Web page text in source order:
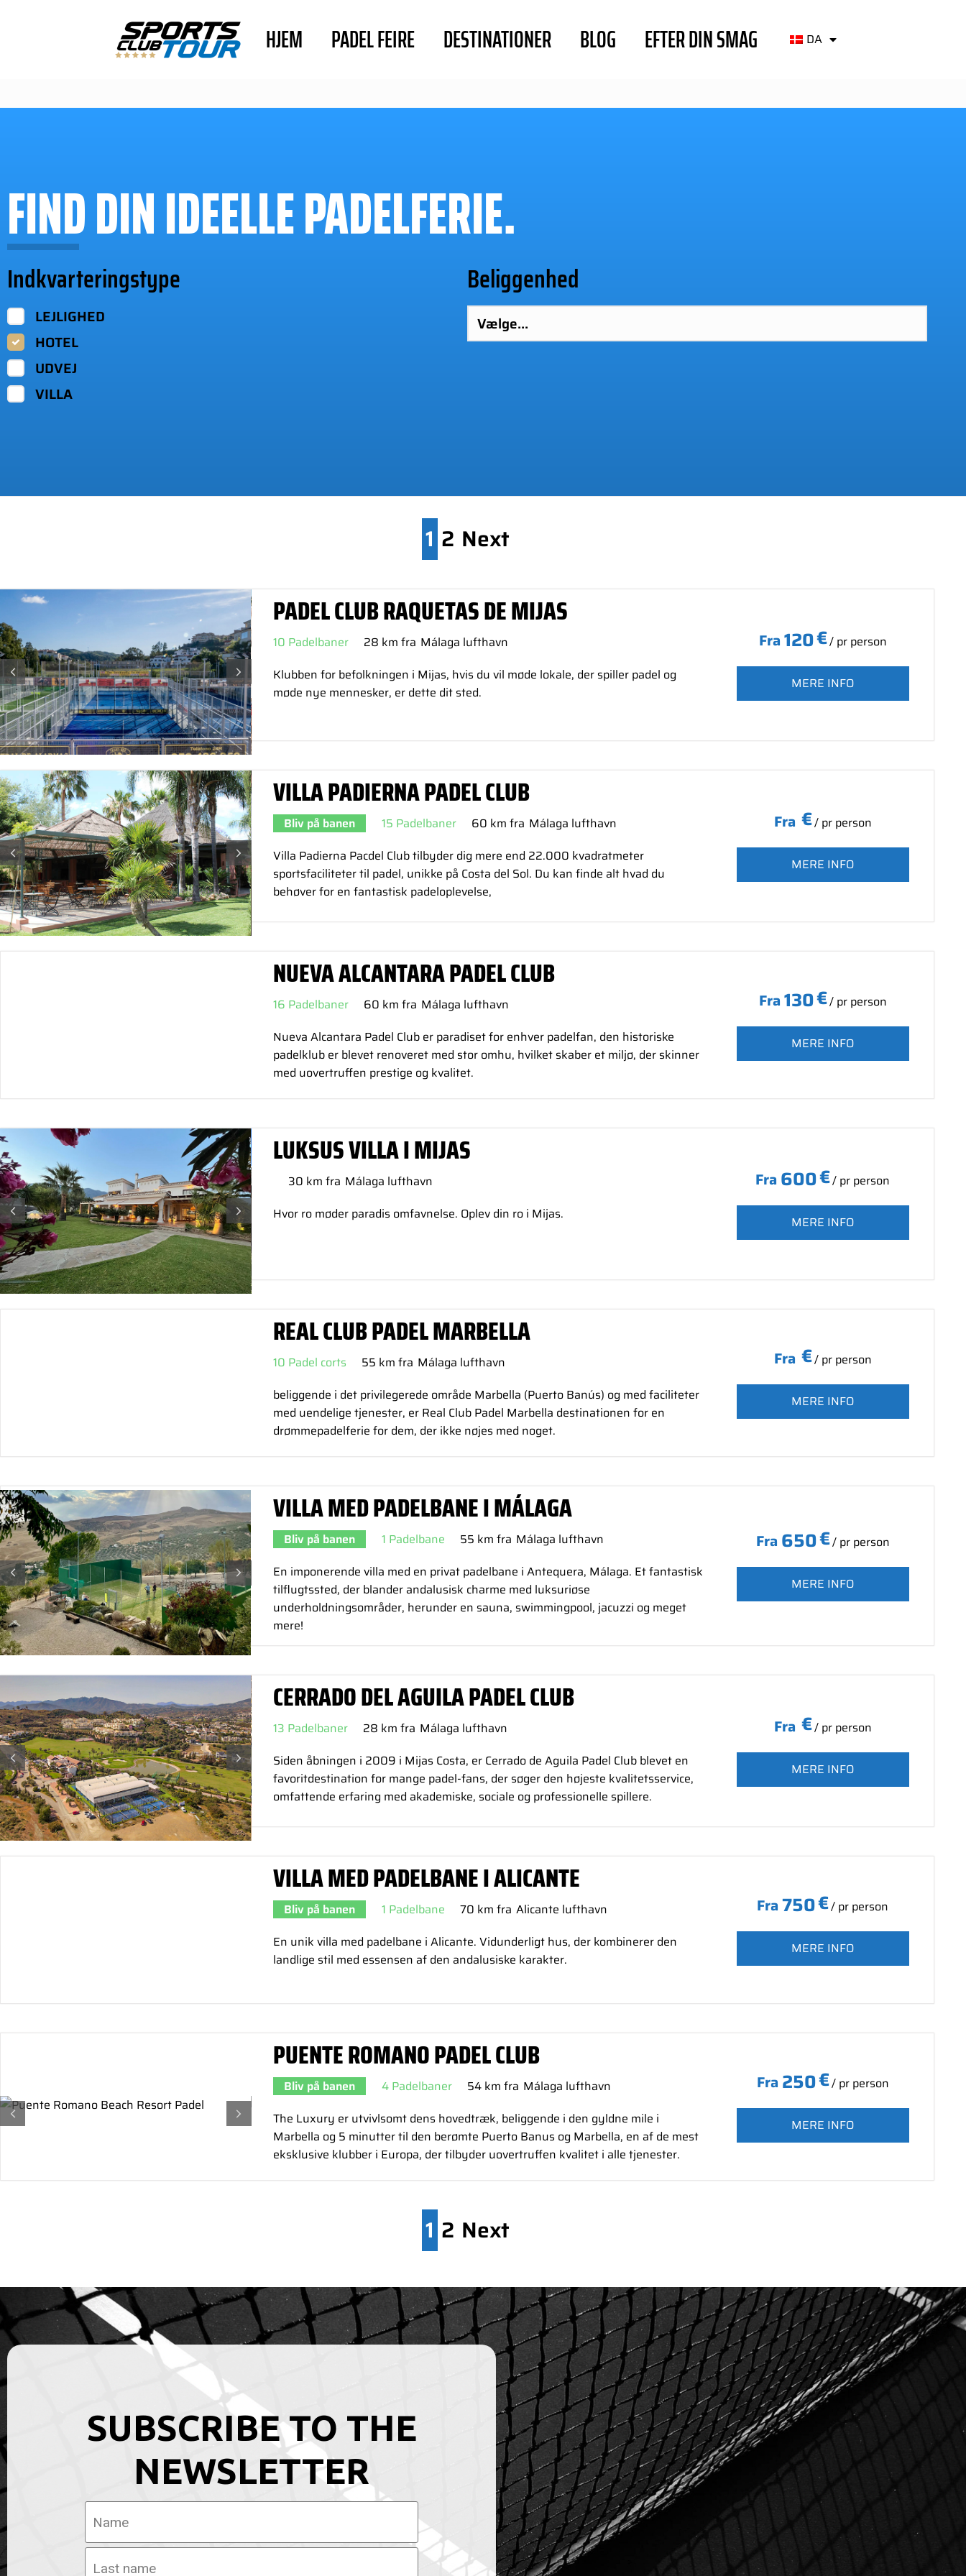
HJEM PADEL FEIRE DESTINATIONER BLOG EFTER DIN SMAG DA
FIND DIN IDEELLE PADELFERIE.
Indkvarteringstype
LEJLIGHED
HOTEL
UDVEJ
VILLA
Beliggenhed
1 2 Next
PADEL CLUB RAQUETAS DE MIJAS
10 Padelbaner 28 km fra Málaga lufthavn
Klubben for befolkningen i Mijas, hvis du vil møde lokale, der spiller padel og
møde nye mennesker, er dette dit sted.
Fra120€/ pr person
MERE INFO
VILLA PADIERNA PADEL CLUB
Bliv på banen 15 Padelbaner 60 km fra Málaga lufthavn
Villa Padierna Pacdel Club tilbyder dig mere end 22.000 kvadratmeter
sportsfaciliteter til padel, unikke på Costa del Sol. Du kan finde alt hvad du
behøver for en fantastisk padeloplevelse,
Fra €/ pr person
MERE INFO
NUEVA ALCANTARA PADEL CLUB
16 Padelbaner 60 km fra Málaga lufthavn
Nueva Alcantara Padel Club er paradiset for enhver padelfan, den historiske
padelklub er blevet renoveret med stor omhu, hvilket skaber et miljø, der skinner
med uovertruffen prestige og kvalitet.
Fra130€/ pr person
MERE INFO
LUKSUS VILLA I MIJAS
30 km fra Málaga lufthavn
Hvor ro møder paradis omfavnelse. Oplev din ro i Mijas.
Fra 600€/ pr person
MERE INFO
REAL CLUB PADEL MARBELLA
10 Padel corts 55 km fra Málaga lufthavn
beliggende i det privilegerede område Marbella (Puerto Banús) og med faciliteter
med uendelige tjenester, er Real Club Padel Marbella destinationen for en
drømmepadelferie for dem, der ikke nøjes med noget.
Fra €/ pr person
MERE INFO
VILLA MED PADELBANE I MÁLAGA
Bliv på banen 1 Padelbane 55 km fra Málaga lufthavn
En imponerende villa med en privat padelbane i Antequera, Málaga. Et fantastisk
tilflugtssted, der blander andalusisk charme med luksuriøse
underholdningsområder, herunder en sauna, swimmingpool, jacuzzi og meget
mere!
Fra 650€/ pr person
MERE INFO
CERRADO DEL AGUILA PADEL CLUB
13 Padelbaner 28 km fra Málaga lufthavn
Siden åbningen i 2009 i Mijas Costa, er Cerrado de Aguila Padel Club blevet en
favoritdestination for mange padel-fans, der søger den højeste kvalitetsservice,
omfattende erfaring med akademiske, sociale og professionelle spillere.
Fra €/ pr person
MERE INFO
VILLA MED PADELBANE I ALICANTE
Bliv på banen 1 Padelbane 70 km fra Alicante lufthavn
En unik villa med padelbane i Alicante. Vidunderligt hus, der kombinerer den
landlige stil med essensen af den andalusiske karakter.
Fra 750€/ pr person
MERE INFO
PUENTE ROMANO PADEL CLUB
Bliv på banen 4 Padelbaner 54 km fra Málaga lufthavn
The Luxury er utvivlsomt dens hovedtræk, beliggende i den gyldne mile i
Marbella og 5 minutter til den berømte Puerto Banus og Marbella, en af de mest
eksklusive klubber i Europa, der tilbyder uovertruffen kvalitet i alle tjenester.
Fra 250€/ pr person
MERE INFO
1 2 Next